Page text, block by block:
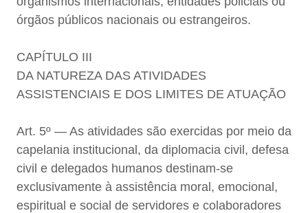
órgãos públicos nacionais ou estrangeiros.
CAPÍTULO III
DA NATUREZA DAS ATIVIDADES
ASSISTENCIAIS E DOS LIMITES DE ATUAÇÃO
Art. 5º — As atividades são exercidas por meio da
capelania institucional, da diplomacia civil, defesa
civil e delegados humanos destinam-se
exclusivamente à assistência moral, emocional,
espiritual e social de servidores e colaboradores